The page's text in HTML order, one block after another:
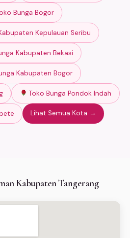
Bunga Bogor
Kepulauan Seribu
Kabupaten Bekasi
Kabupaten Bogor
Toko Bunga Pondok Indah
Lihat Semua Kota →
Kabupaten Tangerang